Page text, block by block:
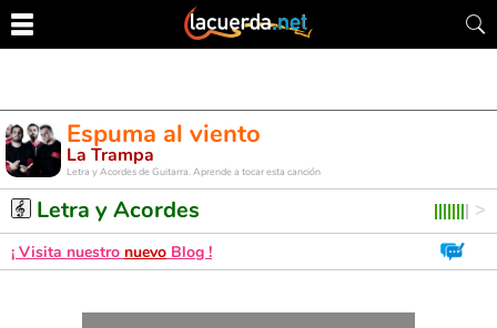
Espuma al viento
La Trampa
Letra y Acordes de Guitarra. Aprende a tocar esta canción
Letra y Acordes
¡ Visita nuestro nuevo Blog !